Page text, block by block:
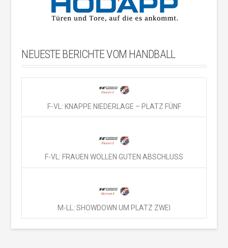
NEUESTE BERICHTE VOM HANDBALL
F-VL: KNAPPE NIEDERLAGE – PLATZ FÜNF
F-VL: FRAUEN WOLLEN GUTEN ABSCHLUSS
M-LL: SHOWDOWN UM PLATZ ZWEI